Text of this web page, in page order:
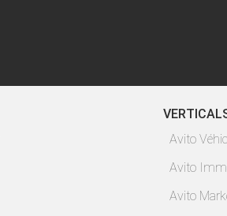
Avito
Avito
Avito